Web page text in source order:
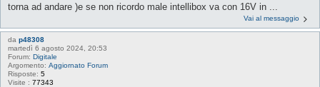
torna ad andare )e se non ricordo male intellibox va con 16V in ...
Vai al messaggio
da p48308
martedì 6 agosto 2024, 20:53
Forum: Digitale
Argomento: Aggiornato Forum
Risposte: 5
Visite : 77343